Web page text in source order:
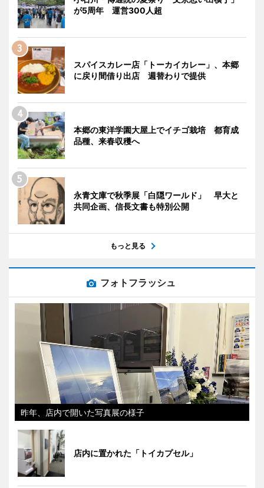
が5周年 運営300人超
スパイスカレー店「トーカイカレー」、本郷
に戻り間借り出店 週替わりで提供
本郷の東洋学園大屋上でイチゴ栽培 都育成
品種、来春収穫へ
永青文庫で秋季展「白隠ワールド」 早大と
共同企画、信長文書も特別公開
もっと見る
フォトフラッシュ
昨年、店内で開いた写真展の様子
店内に置かれた「トイカプセル」